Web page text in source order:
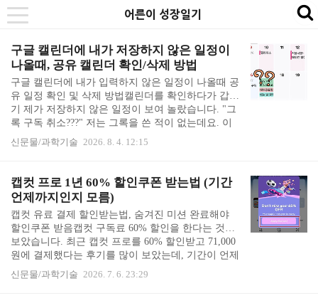
본
내
카
toggle
어른이 성장일기
구글 캘린더에 내가 저장하지 않은 일정이
나올때, 공유 캘린더 확인/삭제 방법
구글 캘린더에 내가 입력하지 않은 일정이 나올때 공
유 일정 확인 및 삭제 방법캘린더를 확인하다가 갑자
기 제가 저장하지 않은 일정이 보여 놀랐습니다. "그
록 구독 취소???" 저는 그록을 쓴 적이 없는데요. 이
게 뭘까요??? 눌러봐도 누가 만든 것인지 정보가 안
나오더니, 이것 저것 누르다 보니 ㅇㅇㅇ님이 만든
주아주 오래전, 구글 캘린더를 처음 사용하던 무렵에
여럿이 같이 공유 일정을 만든 적이 있습니다. 그 후
로 아무도 사용하지 않아 까맣게 잊고 있었습니다.
우연히 자기도 모르게 공유 일정으로 잘못 입력을 하
셨나 봅니다. 일회성 공유가 아니라, 이렇게 공유 캘
린더 설정이 되어 있는 경우는 스마트폰에서는 해결
이 안 되었습니다. 그저 단순히 '이벤트'라는 ..
신문물/과학기술 2026. 8. 4. 12:15
캡컷 프로 1년 60% 할인쿠폰 받는법 (기간
언제까지인지 모름)
캡컷 유료 결제 할인받는법, 숨겨진 미션 완료해야
할인쿠폰 받음캡컷 구독료 60% 할인을 한다는 것을
보았습니다. 최근 캡컷 프로를 60% 할인받고 71,000
원에 결제했다는 후기를 많이 보았는데, 기간이 언제
까지인지 아무도 몰라서 그냥 할인할 때 빨리 결제를
했다는 이야기를 들었습니다. "캡컷 할인 어디서 받
신문물/과학기술 2026. 7. 6. 23:29